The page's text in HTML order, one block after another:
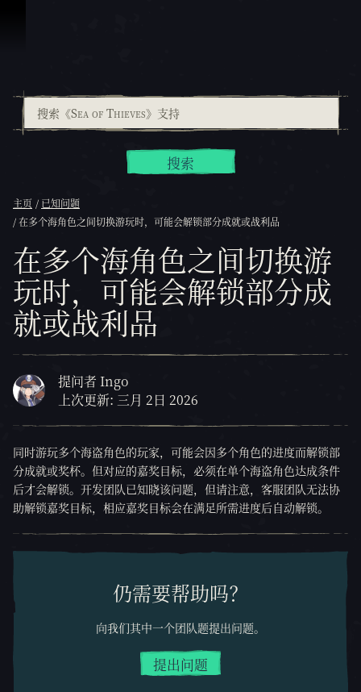
搜索
主页
已知问题
在多个海角色之间切换游玩时，可能会解锁部分成就或战利品
在多个海角色之间切换游
玩时，可能会解锁部分成
就或战利品
提问者 Ingo
上次更新: 三月 2日 2026
同时游玩多个海盗角色的玩家，可能会因多个角色的进度而解锁部
分成就或奖杯。但对应的嘉奖目标，必须在单个海盗角色达成条件
后才会解锁。开发团队已知晓该问题，但请注意，客服团队无法协
助解锁嘉奖目标，相应嘉奖目标会在满足所需进度后自动解锁。
仍需要帮助吗？
向我们其中一个团队题提出问题。
提出问题